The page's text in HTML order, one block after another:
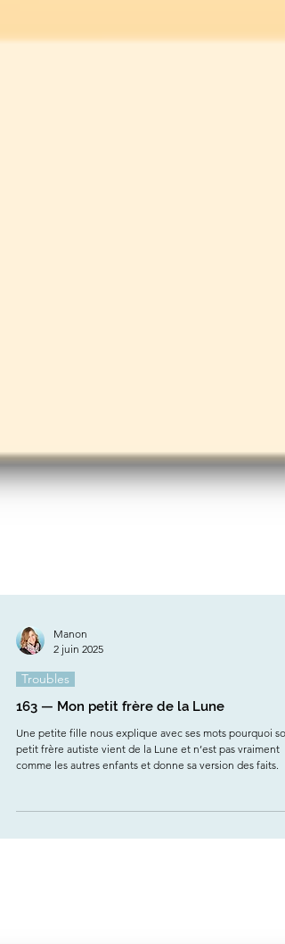
Manon
163 — Mon petit frère de la Lune
comme les autres enfants et donne sa version des faits.